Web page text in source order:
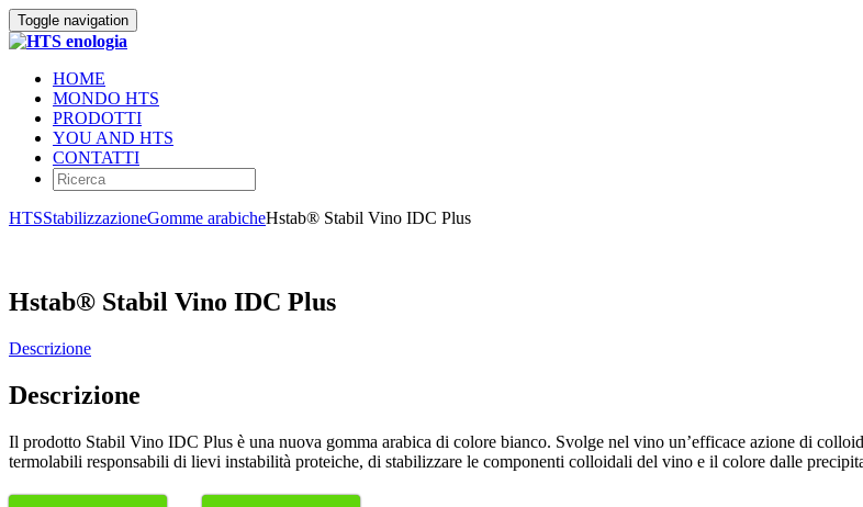
Toggle navigation
HOME
MONDO HTS
PRODOTTI
YOU AND HTS
CONTATTI
HTSStabilizzazioneGomme arabicheHstab® Stabil Vino IDC Plus
Hstab® Stabil Vino IDC Plus
Descrizione
Descrizione
Il prodotto Stabil Vino IDC Plus è una nuova gomma arabica di colore bianco. Svolge nel vino un’efficace azione di
termolabili responsabili di lievi instabilità proteiche, di stabilizzare le componenti colloidali del vino e il colore dalle